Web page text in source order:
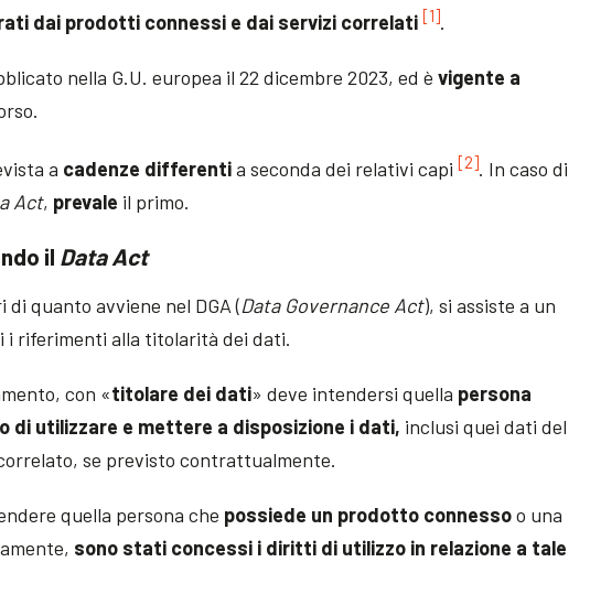
dai prodotti connessi e dai servizi correlati [1].
nella G.U. europea il 22 dicembre 2023, ed è vigente a
a cadenze differentia seconda dei relativi capi[2]. In caso di
Act, prevale il primo.
il Data Act
di quanto avviene nel DGA (Data Governance Act), si assiste a un
i riferimenti alla titolarità dei dati.
con «titolare dei dati» deve intendersi quella persona
di utilizzare e mettere a disposizione i dati, inclusi quei dati del
se previsto contrattualmente.
quella persona che possiede un prodotto connessoo una
sono stati concessi i diritti di utilizzo in relazione a tale